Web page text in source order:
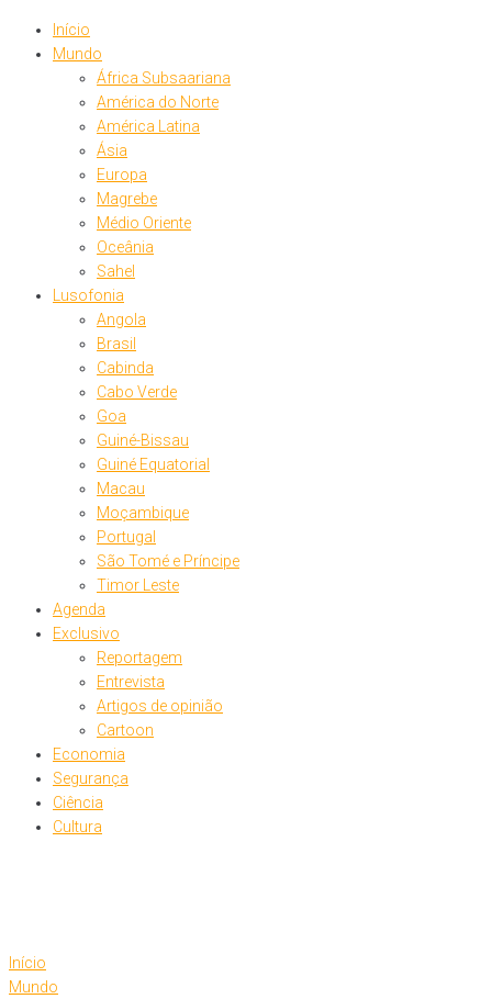
Início
Mundo
África Subsaariana
América do Norte
América Latina
Ásia
Europa
Magrebe
Médio Oriente
Oceânia
Sahel
Lusofonia
Angola
Brasil
Cabinda
Cabo Verde
Goa
Guiné-Bissau
Guiné Equatorial
Macau
Moçambique
Portugal
São Tomé e Príncipe
Timor Leste
Agenda
Exclusivo
Reportagem
Entrevista
Artigos de opinião
Cartoon
Economia
Segurança
Ciência
Cultura
Início
Mundo